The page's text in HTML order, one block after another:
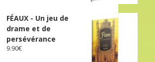
FÉAUX - Un jeu de
drame et de
persévérance
9.90€